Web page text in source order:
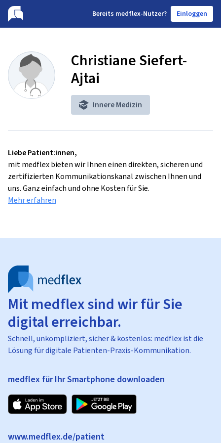
Bereits medflex-Nutzer? Einloggen
Christiane Siefert-
Ajtai
Innere Medizin
Liebe Patient:innen,
mit medflex bieten wir Ihnen einen direkten, sicheren und
zertifizierten Kommunikationskanal zwischen Ihnen und
uns. Ganz einfach und ohne Kosten für Sie.
Mehr erfahren
Mit medflex sind wir für Sie
digital erreichbar.
Schnell, unkompliziert, sicher & kostenlos: medflex ist die
Lösung für digitale Patienten-Praxis-Kommunikation.
medflex für Ihr Smartphone downloaden
www.medflex.de/patient